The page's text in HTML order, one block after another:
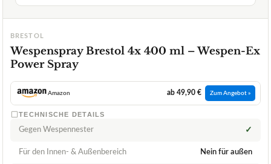
BRESTOL
Wespenspray Brestol 4x 400 ml – Wespen-Ex
Power Spray
Amazon ab 49,90 € Zum Angebot »
TECHNISCHE DETAILS
Gegen Wespennester ✓
Für den Innen- & Außenbereich Nein für außen